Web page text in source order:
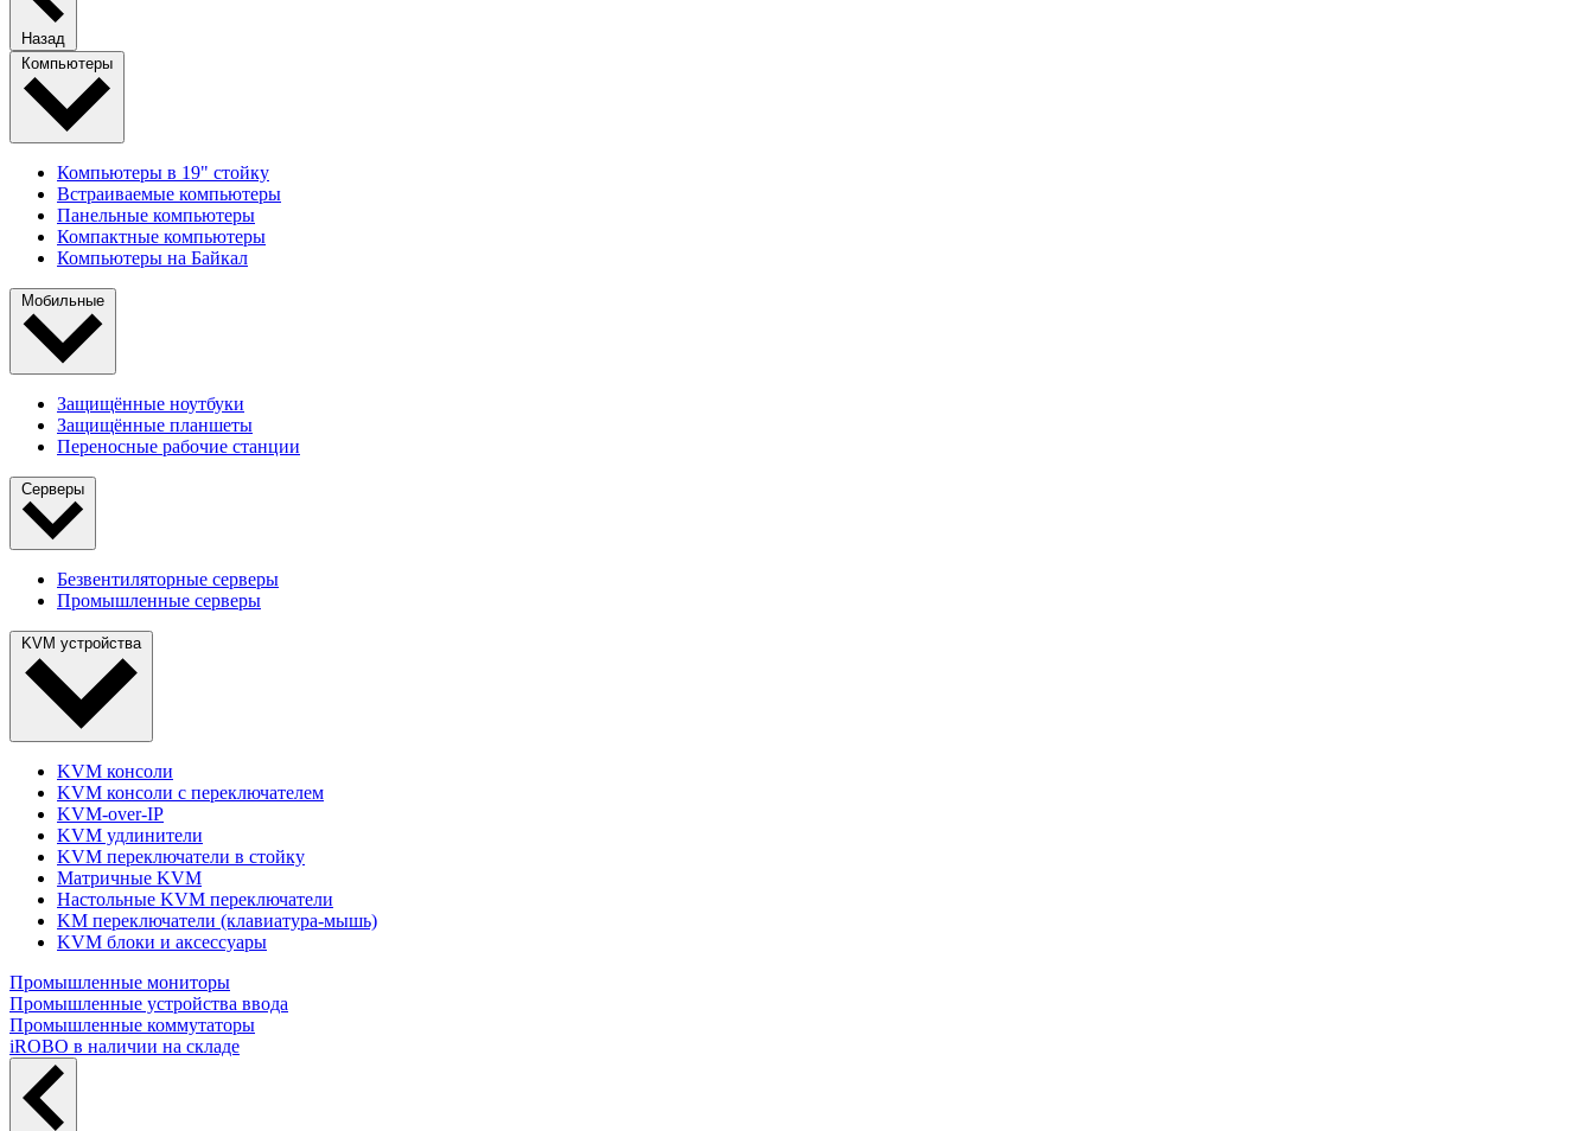
Назад
Компьютеры
Компьютеры в 19" стойкy
Встраиваемые компьютеры
Панельные компьютеры
Компактные компьютеры
Компьютеры на Байкал
Мобильные
Защищённые ноутбуки
Защищённые планшеты
Переносные рабочие станции
Серверы
Безвентиляторные серверы
Промышленные серверы
KVM устройства
KVM консоли
KVM консоли с переключателем
KVM-over-IP
KVM удлинители
KVM переключатели в стойку
Матричные KVM
Настольные KVM переключатели
KM переключатели (клавиатура-мышь)
KVM блоки и аксессуары
Промышленные мониторы
Промышленные устройства ввода
Промышленные коммутаторы
iROBO в наличии на складе